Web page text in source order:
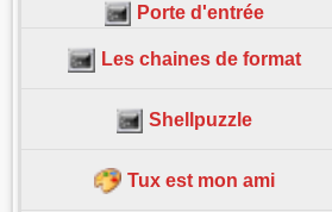
Porte d'entrée
Les chaines de format
Shellpuzzle
Tux est mon ami